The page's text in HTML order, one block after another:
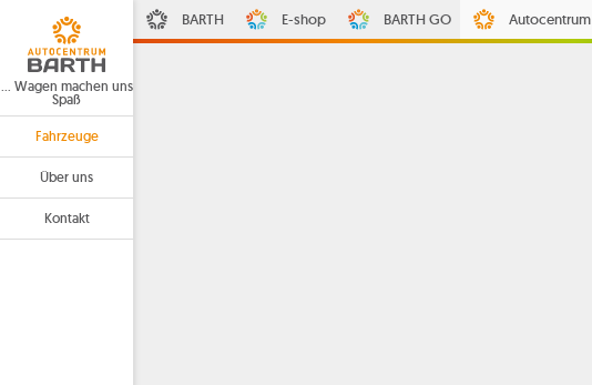
… Wagen machen uns
Spaß
Fahrzeuge
Über uns
Kontakt
BARTH E-shop BARTH GO Autocentrum